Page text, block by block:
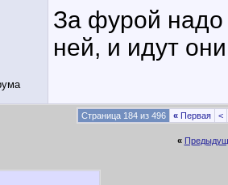
За фурой надо
ней, и идут
Страница 184 из 496 « Первая <
«